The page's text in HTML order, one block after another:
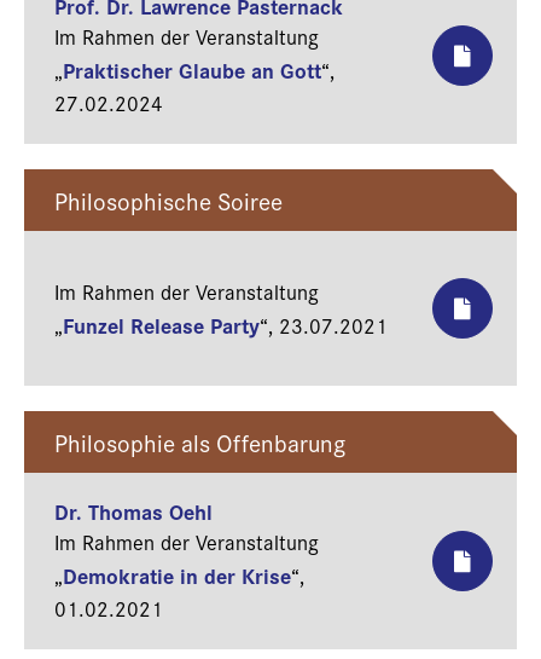
Im Rahmen der Veranstaltung
„Praktischer Glaube an Gott“,
27.02.2024
Philosophische Soiree
Im Rahmen der Veranstaltung
„Funzel Release Party“, 23.07.2021
Philosophie als Offenbarung
Dr. Thomas Oehl
Im Rahmen der Veranstaltung
„Demokratie in der Krise“,
01.02.2021